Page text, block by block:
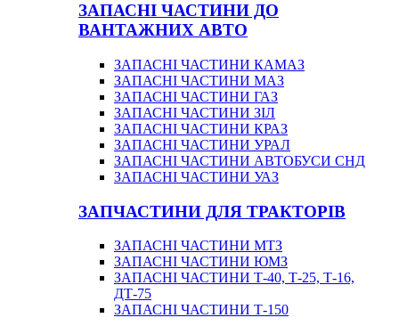
ЗАПАСНІ ЧАСТИНИ ДО
ВАНТАЖНИХ АВТО
ЗАПАСНІ ЧАСТИНИ КАМАЗ
ЗАПАСНІ ЧАСТИНИ МАЗ
ЗАПАСНІ ЧАСТИНИ ГАЗ
ЗАПАСНІ ЧАСТИНИ ЗІЛ
ЗАПАСНІ ЧАСТИНИ КРАЗ
ЗАПАСНІ ЧАСТИНИ УРАЛ
ЗАПАСНІ ЧАСТИНИ АВТОБУСИ СНД
ЗАПАСНІ ЧАСТИНИ УАЗ
ЗАПЧАСТИНИ ДЛЯ ТРАКТОРІВ
ЗАПАСНІ ЧАСТИНИ МТЗ
ЗАПАСНІ ЧАСТИНИ ЮМЗ
ЗАПАСНІ ЧАСТИНИ Т-40, Т-25, Т-16,
ДТ-75
ЗАПАСНІ ЧАСТИНИ Т-150